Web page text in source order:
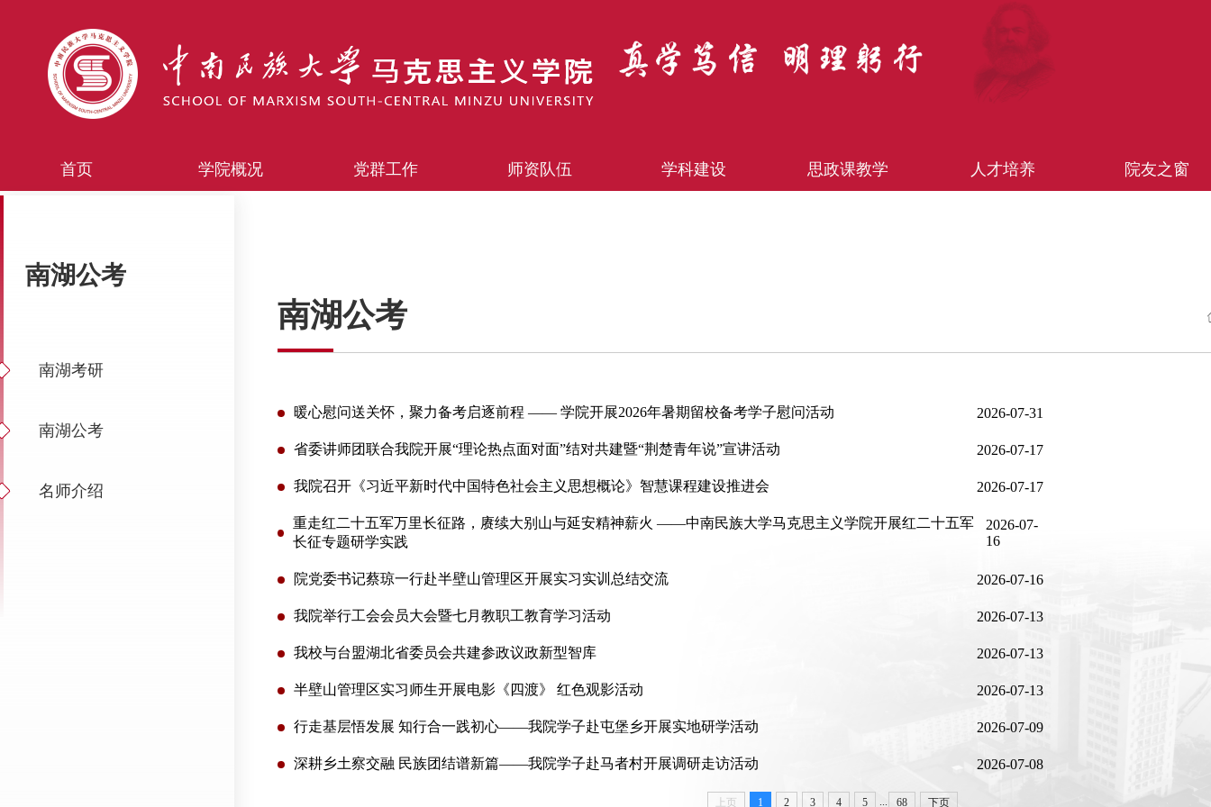
首页 学院概况 党群工作 师资队伍 学科建设 思政课教学 人才培养 院友之窗
南湖公考
南湖考研
南湖公考
名师介绍
南湖公考
暖心慰问送关怀，聚力备考启逐前程 —— 学院开展2026年暑期留校备考学子慰问活动 2026-07-31
省委讲师团联合我院开展“理论热点面对面”结对共建暨“荆楚青年说”宣讲活动 2026-07-17
我院召开《习近平新时代中国特色社会主义思想概论》智慧课程建设推进会 2026-07-17
重走红二十五军万里长征路，赓续大别山与延安精神薪火 ——中南民族大学马克思主义学院开展红二十五军
长征专题研学实践
2026-07-
16
院党委书记蔡琼一行赴半壁山管理区开展实习实训总结交流 2026-07-16
我院举行工会会员大会暨七月教职工教育学习活动 2026-07-13
我校与台盟湖北省委员会共建参政议政新型智库 2026-07-13
半壁山管理区实习师生开展电影《四渡》 红色观影活动 2026-07-13
行走基层悟发展 知行合一践初心——我院学子赴屯堡乡开展实地研学活动 2026-07-09
深耕乡土察交融 民族团结谱新篇——我院学子赴马者村开展调研走访活动 2026-07-08
上页 1 2 3 4 5 68 下页